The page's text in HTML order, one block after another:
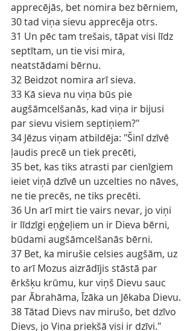
apprecējās, bet nomira bez bērniem,
30 tad viņa sievu apprecēja otrs.
31 Un pēc tam trešais, tāpat visi līdz
septītam, un tie visi mira,
neatstādami bērnu.
32 Beidzot nomira arī sieva.
33 Kā sieva nu viņa būs pie
augšāmcelšanās, kad viņa ir bijusi
par sievu visiem septiņiem?"
34 Jēzus viņam atbildēja: "Šinī dzīvē
ļaudis precē un tiek precēti,
35 bet, kas tiks atrasti par cienīgiem
ieiet viņā dzīvē un uzcelties no nāves,
ne tie precēs, ne tiks precēti.
36 Un arī mirt tie vairs nevar, jo viņi
ir līdzīgi eņģeļiem un ir Dieva bērni,
būdami augšāmcelšanās bērni.
37 Bet, ka mirušie celsies augšām, uz
to arī Mozus aizrādījis stāstā par
ērkšķu krūmu, kur viņš Dievu sauc
par Ābrahāma, Īzāka un Jēkaba Dievu.
38 Tātad Dievs nav mirušo, bet dzīvo
Dievs, jo Viņa priekšā visi ir dzīvi."